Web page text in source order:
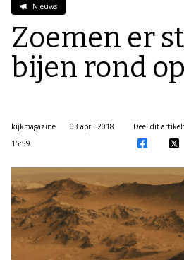
Nieuws
Zoemen er
bijen rond
kijkmagazine
03 april 2018
15:59
Deel dit artikel: